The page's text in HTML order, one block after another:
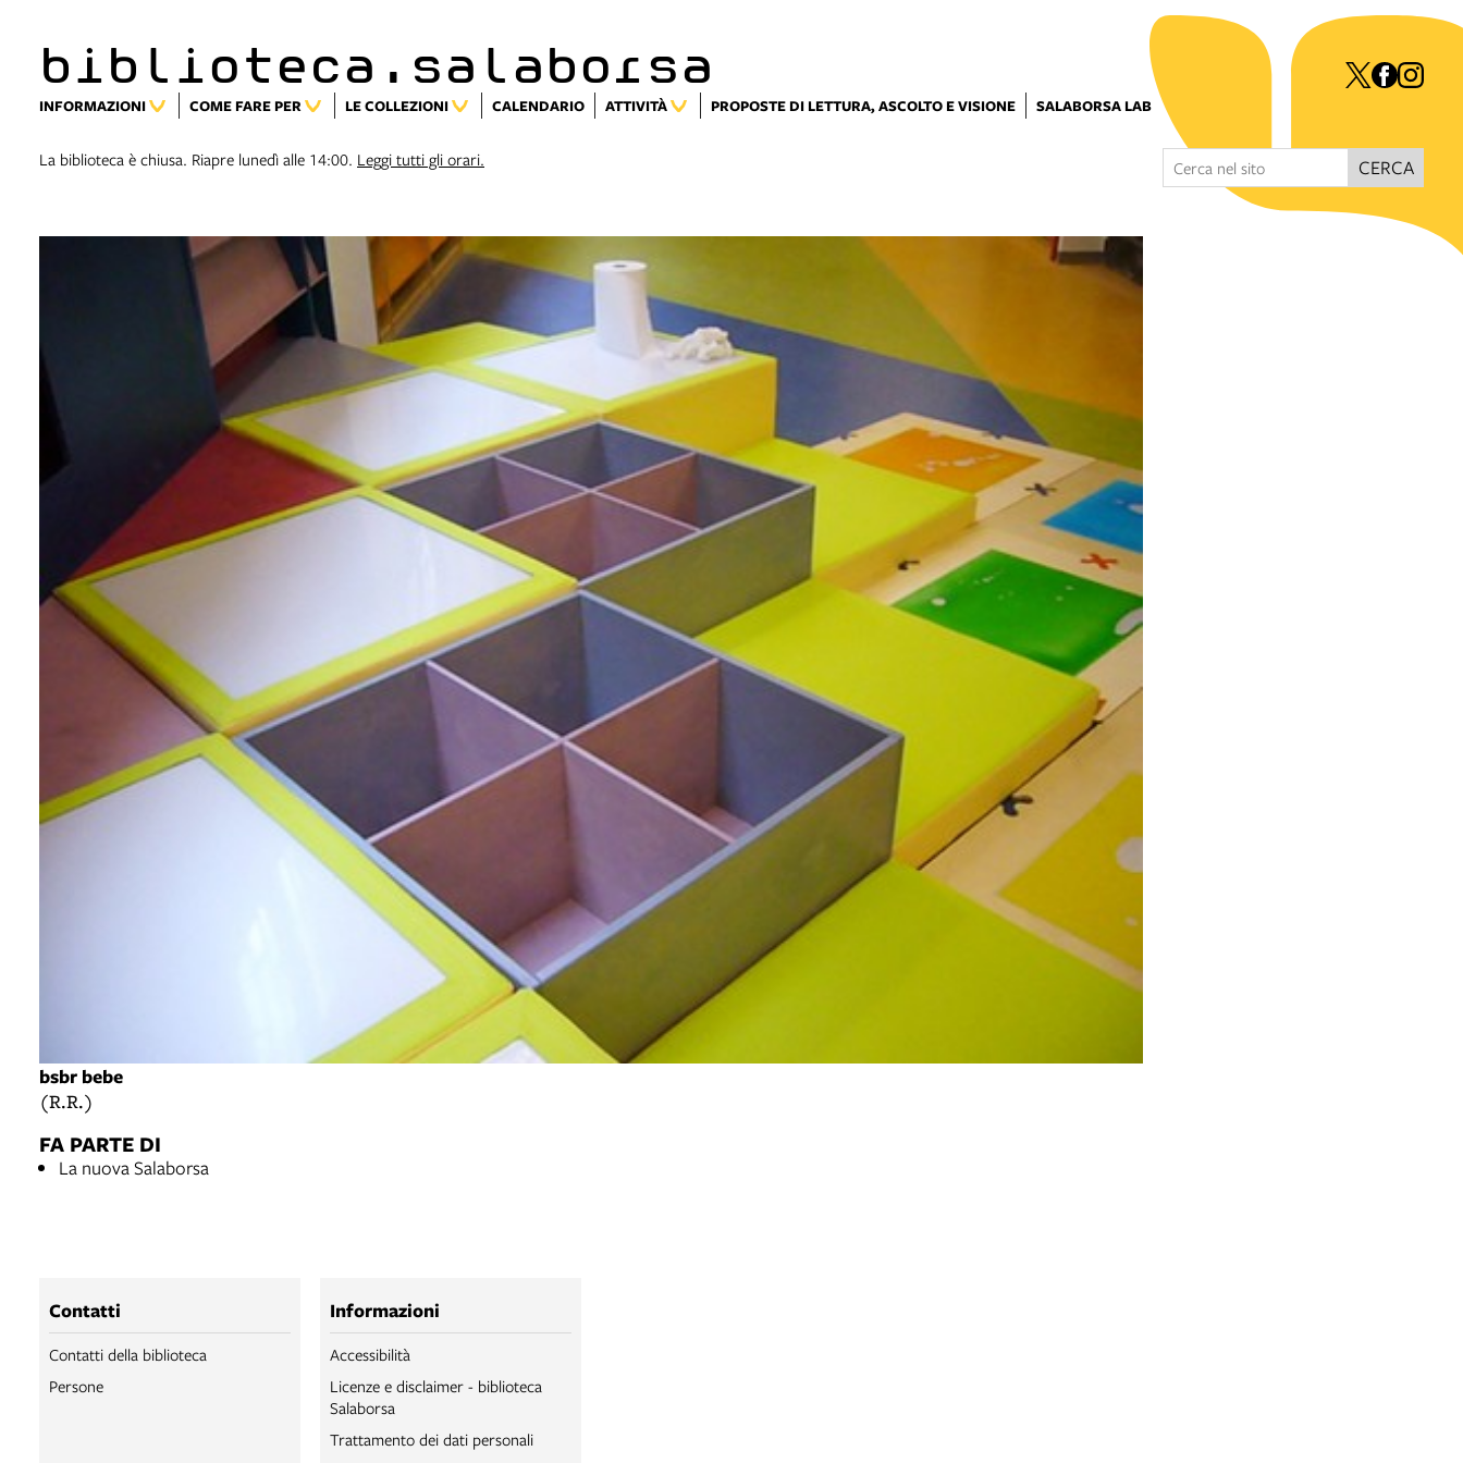
biblioteca.salaborsa
INFORMAZIONI COME FARE PER LE COLLEZIONI CALENDARIO ATTIVITÀ PROPOSTE DI LETTURA, ASCOLTO E VISIONE SALABORSA LAB
La biblioteca è chiusa. Riapre lunedì alle 14:00. Leggi tutti gli orari. CERCA
bsbr bebe
(R.R.)
FA PARTE DI
La nuova Salaborsa
Contatti
Contatti della biblioteca
Persone
Informazioni
Accessibilità
Licenze e disclaimer - biblioteca
Salaborsa
Trattamento dei dati personali